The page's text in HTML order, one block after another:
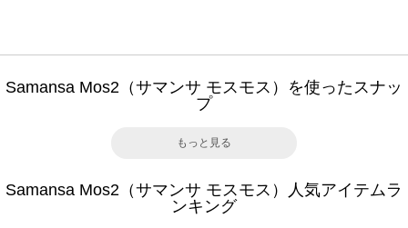
Samansa Mos2（サマンサ モスモス）を使ったスナッ
プ
もっと見る
Samansa Mos2（サマンサ モスモス）人気アイテムラ
ンキング